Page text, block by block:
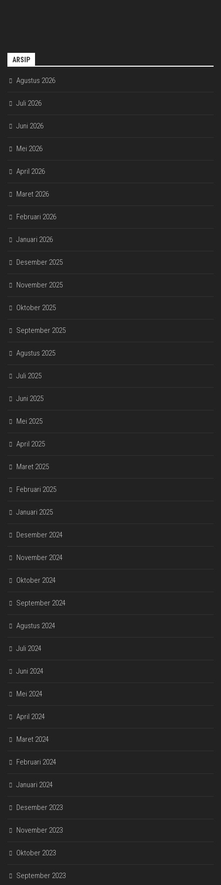
ARSIP
Agustus 2026
Juli 2026
Juni 2026
Mei 2026
April 2026
Maret 2026
Februari 2026
Januari 2026
Desember 2025
November 2025
Oktober 2025
September 2025
Agustus 2025
Juli 2025
Juni 2025
Mei 2025
April 2025
Maret 2025
Februari 2025
Januari 2025
Desember 2024
November 2024
Oktober 2024
September 2024
Agustus 2024
Juli 2024
Juni 2024
Mei 2024
April 2024
Maret 2024
Februari 2024
Januari 2024
Desember 2023
November 2023
Oktober 2023
September 2023